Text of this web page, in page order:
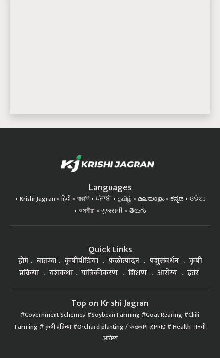
Languages
Krishi Jagran हिंदी বাঙালি ਪੰਜਾਬੀ தமிழ் മലയാളം ಕನ್ನಡ
ଓଡିଆ
অসমীয়া
ગુજરાતી తెలుగు
Quick Links
होम बातम्या कृषीपीडिया फलोत्पादन पशुसंवर्धन
कृषी
प्रक्रिया
यशकथा यांत्रिकीकरण शिक्षण आरोग्य इतर
Top on Krishi Jagran
Government Schemes Soybean Farming Goat Rearing Chili
Farming कृषी प्रक्रिया Orchard planting / फळबाग लागवड Health मानवी
आरोग्य